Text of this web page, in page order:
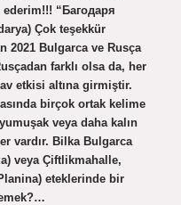
“Багодаря
Çok teşekkür
2021 Bulgarca ve Rusça
farklı olsa da, her
etkisi altına girmiştir.
birçok ortak kelime
veya daha kalın
vardır. Bilka Bulgarca
veya Çiftlikmahalle,
eteklerinde bir